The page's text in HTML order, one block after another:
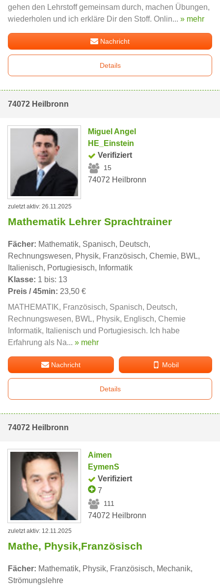
gehen den Lehrstoff gemeinsam durch, machen Übungen,
wiederholen und ich erkläre Dir den Stoff. Onlin... » mehr
Nachricht
Details
74072 Heilbronn
Miguel Angel
HE_Einstein
Verifiziert
15
74072 Heilbronn
zuletzt aktiv: 26.11.2025
Mathematik Lehrer Sprachtrainer
Fächer: Mathematik, Spanisch, Deutsch,
Rechnungswesen, Physik, Französisch, Chemie, BWL,
Italienisch, Portugiesisch, Informatik
Klasse: 1 bis: 13
Preis / 45min: 23,50 €
MATHEMATIK, Französisch, Spanisch, Deutsch,
Rechnungswesen, BWL, Physik, Englisch, Chemie
Informatik, Italienisch und Portugiesisch. Ich habe
Erfahrung als Na... » mehr
Nachricht Mobil
Details
74072 Heilbronn
Aimen
EymenS
Verifiziert
7
111
74072 Heilbronn
zuletzt aktiv: 12.11.2025
Mathe, Physik,Französisch
Fächer: Mathematik, Physik, Französisch, Mechanik,
Strömungslehre